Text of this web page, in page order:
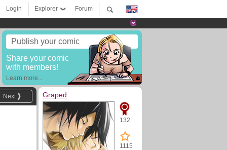
Forum
Explorer
Login
Publish your comic
Share your comic
with members!
Learn more...
Next Graped
132
1115